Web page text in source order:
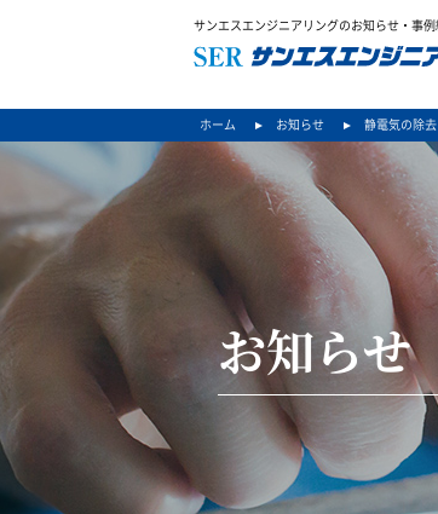
サンエスエンジニアリングのお知らせ・事
ホーム お知らせ 静電気の除去
お知らせ